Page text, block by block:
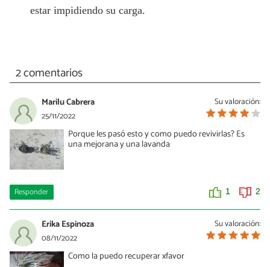
estar impidiendo su carga.
2 comentarios
Su valoración:
Marilu Cabrera
25/11/2022
Porque les pasó esto y como puedo revivirlas? Es
una mejorana y una lavanda
Responder 1 2
Su valoración:
Erika Espinoza
08/11/2022
Como la puedo recuperar xfavor